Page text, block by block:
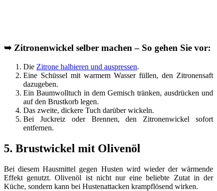
➥ Zitronenwickel selber machen – So gehen Sie vor:
Die Zitrone halbieren und auspressen.
Eine Schüssel mit warmem Wasser füllen, den Zitronensaft
dazugeben.
Ein Baumwolltuch in dem Gemisch tränken, ausdrücken und
auf den Brustkorb legen.
Das zweite, dickere Tuch darüber wickeln.
Bei Juckreiz oder Brennen, den Zitronenwickel sofort
entfernen.
5. Brustwickel mit Olivenöl
Bei diesem Hausmittel gegen Husten wird wieder der wärmende
Effekt genutzt. Olivenöl ist nicht nur eine beliebte Zutat in der
Küche, sondern kann bei Hustenattacken krampflösend wirken.